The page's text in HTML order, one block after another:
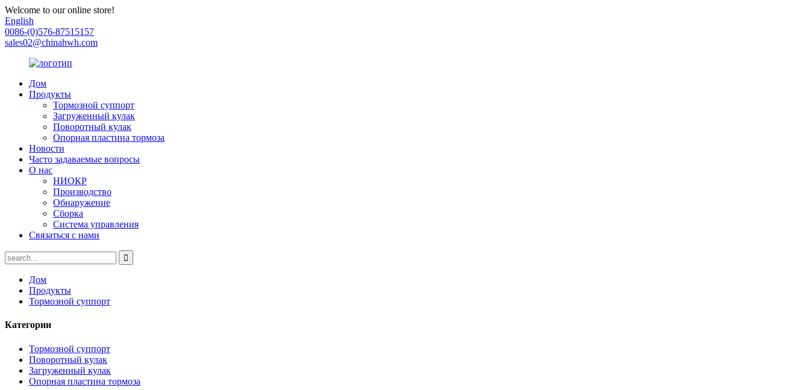
Welcome to our online store!
English
0086-(0)576-87515157
sales02@chinahwh.com
Дом
Продукты
Тормозной суппорт
Загруженный кулак
Поворотный кулак
Опорная пластина тормоза
Новости
Часто задаваемые вопросы
О нас
НИОКР
Производство
Обнаружение
Сборка
Система управления
Связаться с нами
Дом
Продукты
Тормозной суппорт
Категории
Тормозной суппорт
Поворотный кулак
Загруженный кулак
Опорная пластина тормоза